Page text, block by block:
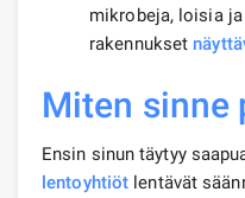
mikrobeja, loisia
rakennukset
Miten sinne
Ensin sinun täytyy
lentoyhtiöt lentävät